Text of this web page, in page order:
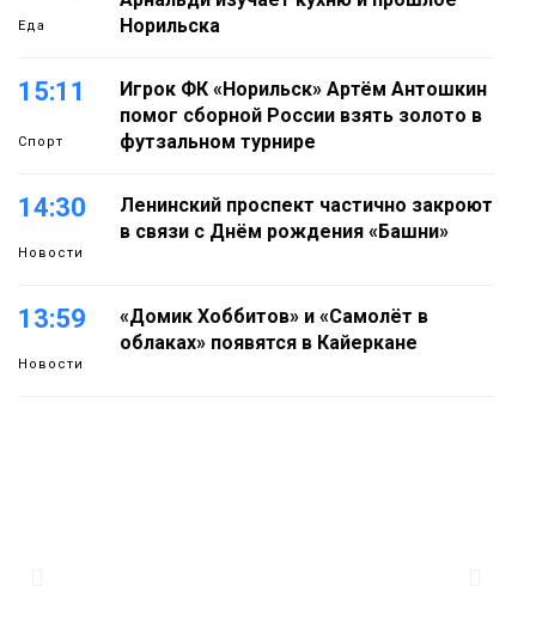
Еда
Норильска
15:11
Спорт
Игрок ФК «Норильск» Артём Антошкин
помог сборной России взять золото в
футзальном турнире
14:30
Новости
Ленинский проспект частично закроют
в связи с Днём рождения «Башни»
13:59
Новости
«Домик Хоббитов» и «Самолёт в
облаках» появятся в Кайеркане